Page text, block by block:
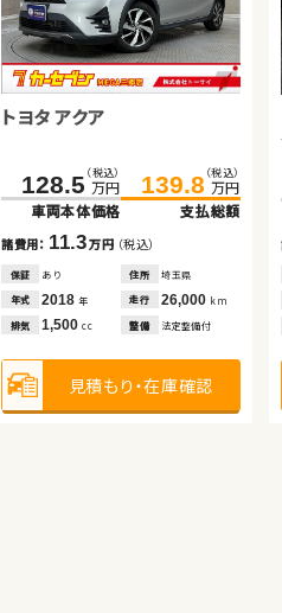
トヨタ アクア
128.5 （税込）
万円
車両本体価格
139.8 （税込）
万円
支払総額
諸費用： 11.3万円 （税込）
保証 あり 住所
埼玉県
年式
2018年 走行 26,000 km
排気
1,500cc 整備 法定整備付
見積もり・在庫確認
トヨタ ノア
96.0（税込）
万円
車両本体価格
113.0
支払総額
諸費用：17.0 （税込）
保証 あり 住所
埼玉県
年式
2013年 走行 69,000km
排気
2,000cc 整備 法定整備付
トヨタ ヴォクシー ハイブリッ
ド
423.8（税込）
万円
車両本体価格
437.4
支払総額
諸費用：13.6 （税込）
保証 あり 住所
群馬県
年式
2023年 走行 31,400km
排気
1,800cc 整備 なし